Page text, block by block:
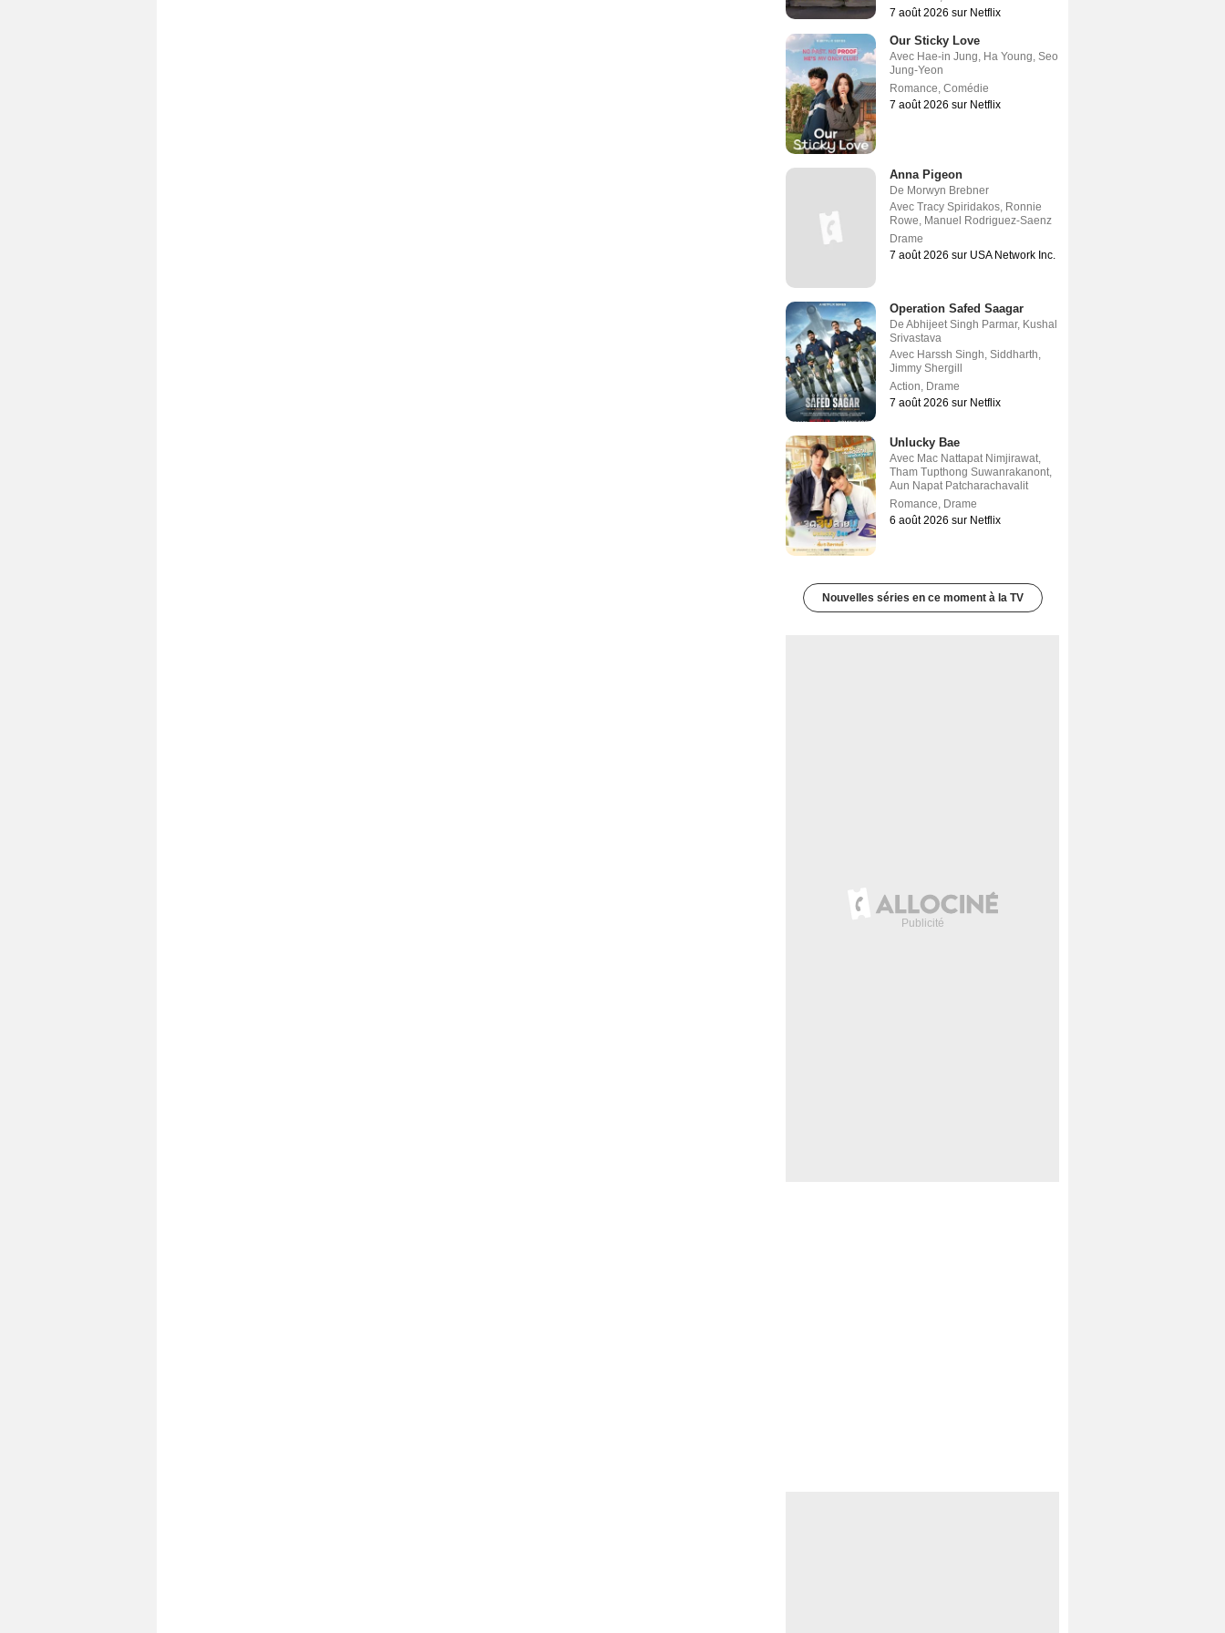
7 août 2026 sur Netflix
Our Sticky Love
Avec Hae-in Jung, Ha Young, Seo
Jung-Yeon
Romance, Comédie
7 août 2026 sur Netflix
Anna Pigeon
De Morwyn Brebner
Avec Tracy Spiridakos, Ronnie
Rowe, Manuel Rodriguez-Saenz
Drame
7 août 2026 sur USA Network Inc.
Operation Safed Saagar
De Abhijeet Singh Parmar, Kushal
Srivastava
Avec Harssh Singh, Siddharth,
Jimmy Shergill
Action, Drame
7 août 2026 sur Netflix
Unlucky Bae
Avec Mac Nattapat Nimjirawat,
Tham Tupthong Suwanrakanont,
Aun Napat Patcharachavalit
Romance, Drame
6 août 2026 sur Netflix
Nouvelles séries en ce moment à la TV